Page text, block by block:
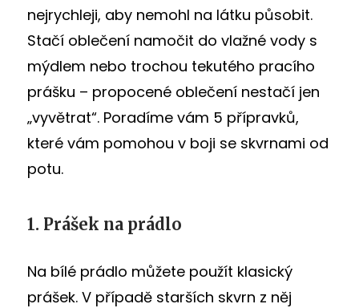
nejrychleji, aby nemohl na látku působit.
Stačí oblečení namočit do vlažné vody s
mýdlem nebo trochou tekutého pracího
prášku – propocené oblečení nestačí jen
„vyvětrat“. Poradíme vám 5 přípravků,
které vám pomohou v boji se skvrnami od
potu.
1. Prášek na prádlo
Na bílé prádlo můžete použít klasický
prášek. V případě starších skvrn z něj